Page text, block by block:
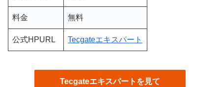
料金 無料
公式HPURL Tecgateエキスパート
Tecgateエキスパートを見て